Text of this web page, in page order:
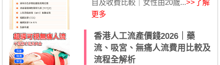
目及收費比較｜女性由20歲...>>了解
更多
香港人工流產價錢2026｜藥
流、吸宮、無痛人流費用比較及
流程全解析